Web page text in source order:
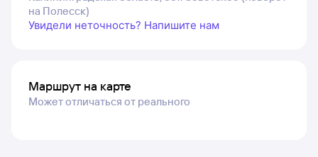
на Полесск)
Увидели неточность? Напишите нам
Маршрут на карте
Может отличаться от реального